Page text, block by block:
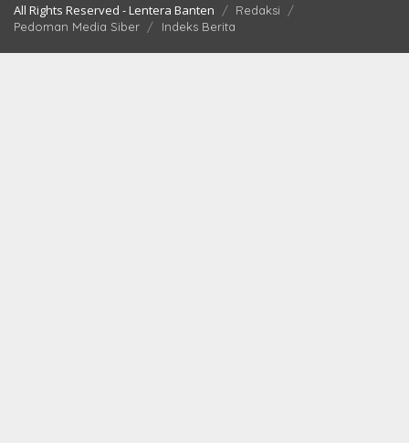
All Rights Reserved - Lentera Banten
Redaksi
Pedoman Media Siber
Indeks Berita